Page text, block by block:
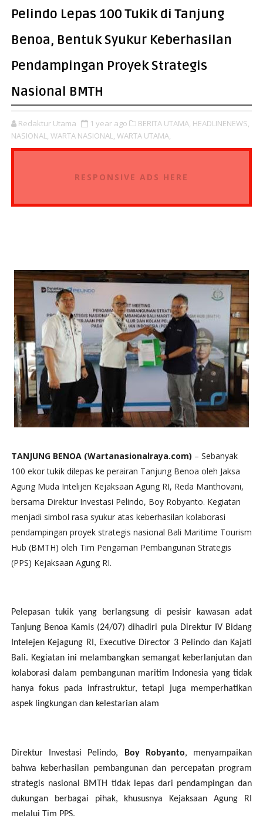
Pelindo Lepas 100 Tukik di Tanjung
Benoa, Bentuk Syukur Keberhasilan
Pendampingan Proyek Strategis
Nasional BMTH
Redaktur Utama 1 year ago BERITA UTAMA, HEADLINENEWS,
NASIONAL, WARTA NASIONAL, WARTA UTAMA,
RESPONSIVE ADS HERE
TANJUNG BENOA (Wartanasionalraya.com) – Sebanyak
100 ekor tukik dilepas ke perairan Tanjung Benoa oleh Jaksa
Agung Muda Intelijen Kejaksaan Agung RI, Reda Manthovani,
bersama Direktur Investasi Pelindo, Boy Robyanto. Kegiatan
menjadi simbol rasa syukur atas keberhasilan kolaborasi
pendampingan proyek strategis nasional Bali Maritime Tourism
Hub (BMTH) oleh Tim Pengaman Pembangunan Strategis
(PPS) Kejaksaan Agung RI.
Pelepasan tukik yang berlangsung di pesisir kawasan adat
Tanjung Benoa Kamis (24/07) dihadiri pula Direktur IV Bidang
Intelejen Kejagung RI, Executive Director 3 Pelindo dan Kajati
Bali. Kegiatan ini melambangkan semangat keberlanjutan dan
kolaborasi dalam pembangunan maritim Indonesia yang tidak
hanya fokus pada infrastruktur, tetapi juga memperhatikan
aspek lingkungan dan kelestarian alam
Direktur Investasi Pelindo, Boy Robyanto, menyampaikan
bahwa keberhasilan pembangunan dan percepatan program
strategis nasional BMTH tidak lepas dari pendampingan dan
dukungan berbagai pihak, khususnya Kejaksaan Agung RI